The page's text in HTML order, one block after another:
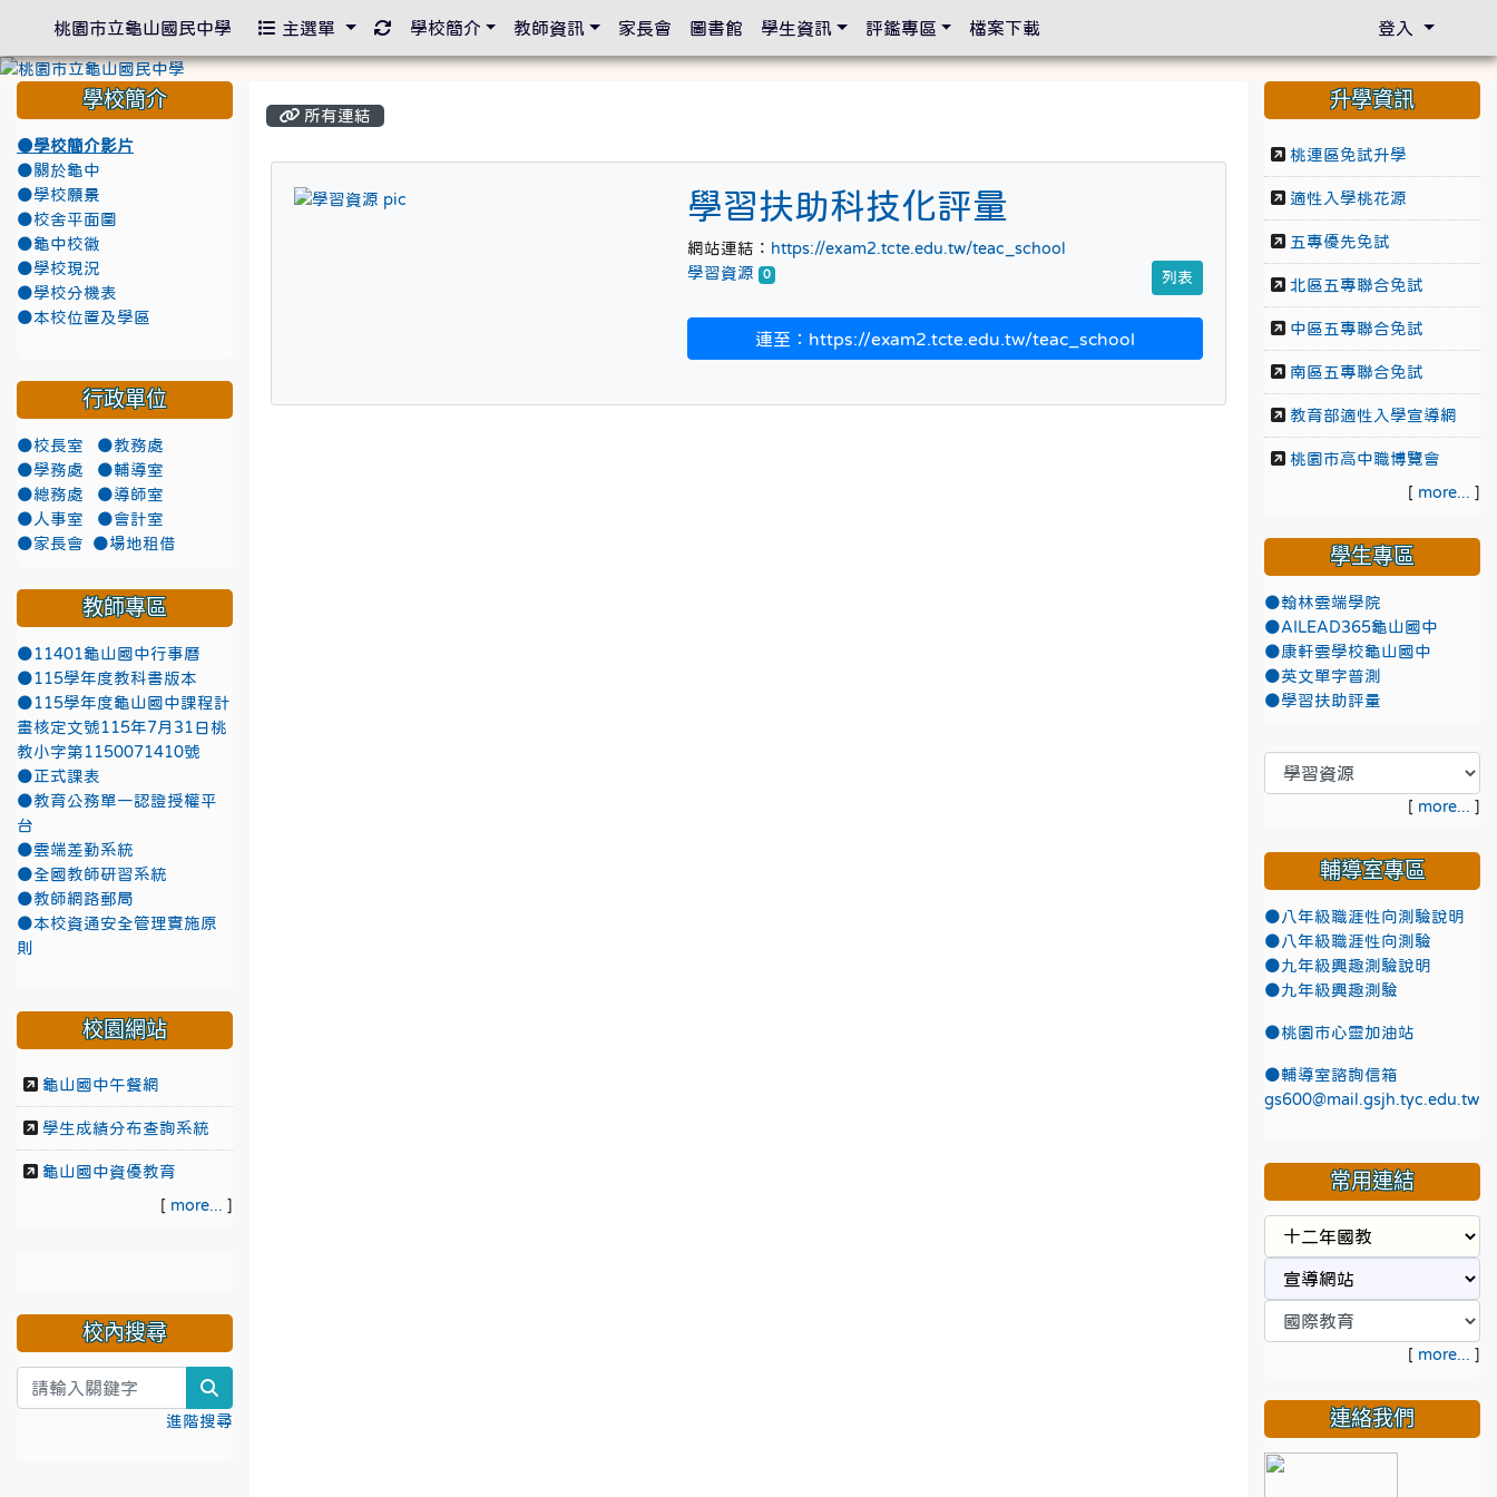
所有連結
學習扶助科技化評量
網站連結： https://exam2.tcte.edu.tw/teac_school
學習資源
0 列表
連至：https://exam2.tcte.edu.tw/teac_school
學校簡介
●學校簡介影片
●關於龜中
●學校願景
●校舍平面圖
●龜中校徽
●學校現況
●學校分機表
●本校位置及學區
行政單位
●校長室
●教務處
●學務處
●輔導室
●總務處
●導師室
●人事室
●會計室
●家長會
●場地租借
教師專區
●11401龜山國中行事曆
●115學年度教科書版本
●115學年度龜山國中課程計
畫核定文號115年7月31日桃
教小字第1150071410號
●正式課表
●教育公務單一認證授權平
台
●雲端差勤系統
●全國教師研習系統
●教師網路郵局
●本校資通安全管理實施原
則
校園網站
龜山國中午餐網
學生成績分布查詢系統
龜山國中資優教育
[ more... ]
校內搜尋
進階搜尋
升學資訊
桃連區免試升學
適性入學桃花源
五專優先免試
北區五專聯合免試
中區五專聯合免試
南區五專聯合免試
教育部適性入學宣導網
桃園市高中職博覽會
[ more... ]
學生專區
●翰林雲端學院
●AILEAD365龜山國中
●康軒雲學校龜山國中
●英文單字普測
●學習扶助評量
[ more... ]
輔導室專區
●八年級職涯性向測驗說明
●八年級職涯性向測驗
●九年級興趣測驗說明
●九年級興趣測驗
●桃園市心靈加油站
●輔導室諮詢信箱
gs600@mail.gsjh.tyc.edu.tw
常用連結
[ more... ]
連絡我們
桃園市立龜山國民中學 主選單 重新取得佈景設定
學校簡介 教師資訊 家長會 圖書館 學生資訊 評鑑專區 檔案下載 登入